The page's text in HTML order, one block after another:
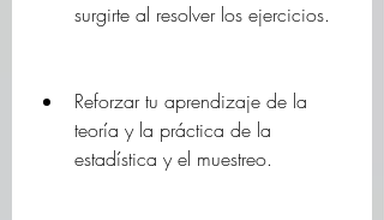
surgirte al resolver los ejercicios.
Reforzar tu aprendizaje de la
teoría y la práctica de la
estadística y el muestreo.